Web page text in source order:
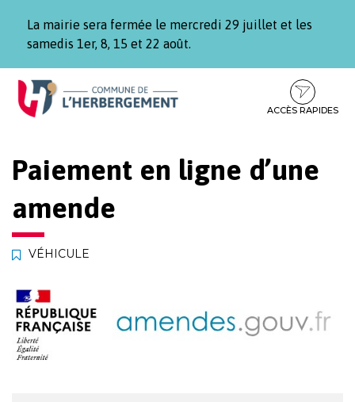
La mairie sera fermée le mercredi 29 juillet et les
samedis 1er, 8, 15 et 22 août.
Aller
Aller
contenu
Aller
pied
ACCÈS RAPIDES
Paiement en ligne d’une
amende
VÉHICULE